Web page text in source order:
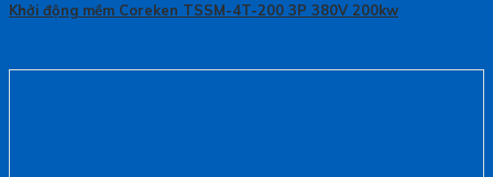
Khởi động mềm Coreken TSSM-4T-200 3P 380V 200kw